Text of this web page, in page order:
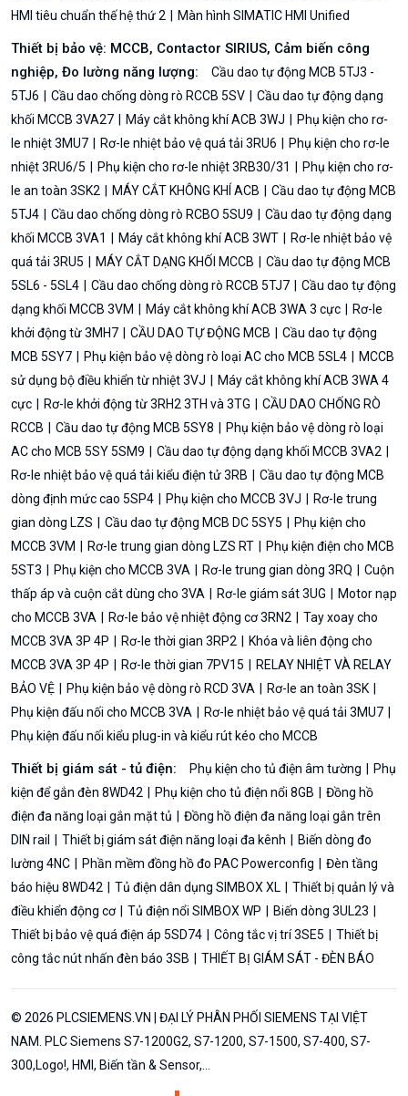
HMI tiêu chuẩn thế hệ thứ 2
Màn hình SIMATIC HMI Unified
Thiết bị bảo vệ: MCCB, Contactor SIRIUS, Cảm biến công
nghiệp, Đo lường năng lượng:
Cầu dao tự động MCB 5TJ3 -
5TJ6
Cầu dao chống dòng rò RCCB 5SV
Cầu dao tự động dạng
khối MCCB 3VA27
Máy cắt không khí ACB 3WJ
Phụ kiện cho rơ-
le nhiệt 3MU7
Rơ-le nhiệt bảo vệ quá tải 3RU6
Phụ kiện cho rơ-le
nhiệt 3RU6/5
Phụ kiện cho rơ-le nhiệt 3RB30/31
Phụ kiện cho rơ-
le an toàn 3SK2
MÁY CẮT KHÔNG KHÍ ACB
Cầu dao tự động MCB
5TJ4
Cầu dao chống dòng rò RCBO 5SU9
Cầu dao tự động dạng
khối MCCB 3VA1
Máy cắt không khí ACB 3WT
Rơ-le nhiệt bảo vệ
quá tải 3RU5
MÁY CẮT DẠNG KHỐI MCCB
Cầu dao tự động MCB
5SL6 - 5SL4
Cầu dao chống dòng rò RCCB 5TJ7
Cầu dao tự động
dạng khối MCCB 3VM
Máy cắt không khí ACB 3WA 3 cực
Rơ-le
khởi động từ 3MH7
CẦU DAO TỰ ĐỘNG MCB
Cầu dao tự động
MCB 5SY7
Phụ kiện bảo vệ dòng rò loại AC cho MCB 5SL4
MCCB
sử dụng bộ điều khiển từ nhiệt 3VJ
Máy cắt không khí ACB 3WA 4
cực
Rơ-le khởi động từ 3RH2 3TH và 3TG
CẦU DAO CHỐNG RÒ
RCCB
Cầu dao tự động MCB 5SY8
Phụ kiện bảo vệ dòng rò loại
AC cho MCB 5SY 5SM9
Cầu dao tự động dạng khối MCCB 3VA2
Rơ-le nhiệt bảo vệ quá tải kiểu điện tử 3RB
Cầu dao tự động MCB
dòng định mức cao 5SP4
Phụ kiện cho MCCB 3VJ
Rơ-le trung
gian dòng LZS
Cầu dao tự động MCB DC 5SY5
Phụ kiện cho
MCCB 3VM
Rơ-le trung gian dòng LZS RT
Phụ kiện điện cho MCB
5ST3
Phụ kiện cho MCCB 3VA Rơ-le trung gian dòng 3RQ
Cuộn
thấp áp và cuộn cắt dùng cho 3VA
Rơ-le giám sát 3UG
Motor nạp
cho MCCB 3VA
Rơ-le bảo vệ nhiệt động cơ 3RN2
Tay xoay cho
MCCB 3VA 3P 4P
Rơ-le thời gian 3RP2
Khóa và liên động cho
MCCB 3VA 3P 4P
Rơ-le thời gian 7PV15
RELAY NHIỆT VÀ RELAY
BẢO VỆ
Phụ kiện bảo vệ dòng rò RCD 3VA
Rơ-le an toàn 3SK
Phụ kiện đấu nối cho MCCB 3VA
Rơ-le nhiệt bảo vệ quá tải 3MU7
Phụ kiện đấu nối kiểu plug-in và kiểu rút kéo cho MCCB
Thiết bị giám sát - tủ điện: Phụ kiện cho tủ điện âm tường
Phụ
kiện để gắn đèn 8WD42
Phụ kiện cho tủ điện nổi 8GB
Đồng hồ
điện đa năng loại gắn mặt tủ
Đồng hồ điện đa năng loại gắn trên
DIN rail
Thiết bị giám sát điện năng loại đa kênh
Biến dòng đo
lường 4NC
Phần mềm đồng hồ đo PAC Powerconfig
Đèn tầng
báo hiệu 8WD42
Tủ điện dân dụng SIMBOX XL
Thiết bị quản lý và
điều khiển động cơ
Tủ điện nổi SIMBOX WP
Biến dòng 3UL23
Thiết bị bảo vệ quá điện áp 5SD74
Công tắc vị trí 3SE5
Thiết bị
công tắc nút nhấn đèn báo 3SB
THIẾT BỊ GIÁM SÁT - ĐÈN BÁO
© 2026 PLCSIEMENS.VN | ĐẠI LÝ PHÂN PHỐI SIEMENS TẠI VIỆT
NAM. PLC Siemens S7-1200G2, S7-1200, S7-1500, S7-400, S7-
300,Logo!, HMI, Biến tần & Sensor,...